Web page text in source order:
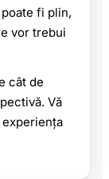
fi plin,
vor trebui
cât de
Vă
experiența